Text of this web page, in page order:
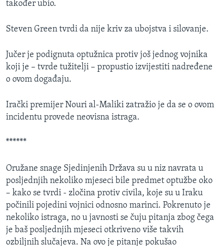
PRATITE NAS
Jezici
također ubio.
Steven Green tvrdi da nije kriv za ubojstva i silovanje.
Jučer je podignuta optužnica protiv još jednog vojnika
koji je – tvrde tužitelji – propustio izvijestiti nadređene
o ovom događaju.
Irački premijer Nouri al-Maliki zatražio je da se o ovom
incidentu provede neovisna istraga.
******
Oružane snage Sjedinjenih Država su u niz navrata u
posljednjih nekoliko mjeseci bile predmet optužbe oko
– kako se tvrdi - zločina protiv civila, koje su u Iraku
počinili pojedini vojnici odnosno marinci. Pokrenuto je
nekoliko istraga, no u javnosti se čuju pitanja zbog čega
je baš posljednjih mjeseci otkriveno više takvih
ozbiljnih slučajeva. Na ovo je pitanje pokušao